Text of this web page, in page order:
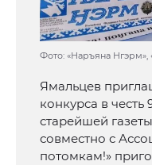
Фото: «Наръяна Нгэрм»,
Ямальцев
конкурса в
старейшей
совместно с
потомкам!»